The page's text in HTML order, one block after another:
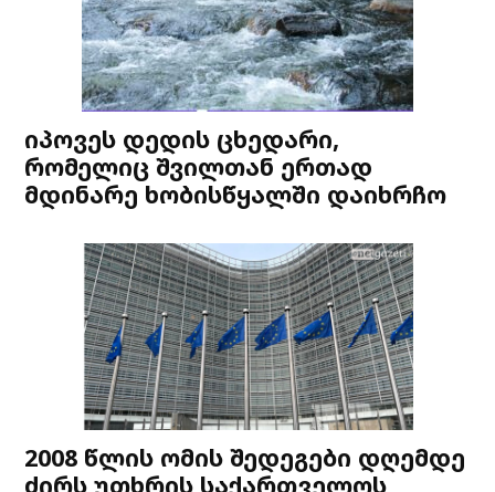
იპოვეს დედის ცხედარი,
რომელიც შვილთან ერთად
მდინარე ხობისწყალში დაიხრჩო
2008 წლის ომის შედეგები დღემდე
ძირს უთხრის საქართველოს